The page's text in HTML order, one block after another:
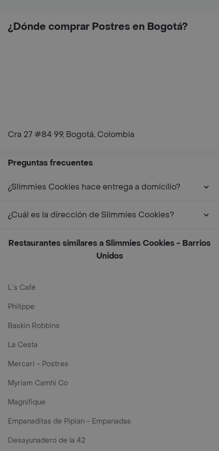
¿Dónde comprar Postres en Bogotá?
Cra 27 #84 99, Bogotá, Colombia
Preguntas frecuentes
¿Slimmies Cookies hace entrega a domicilio?
¿Cuál es la dirección de Slimmies Cookies?
Restaurantes similares a Slimmies Cookies - Barrios
Unidos
L´s Café
Philippe
Baskin Robbins
La Cesta
Mercari - Postres
Myriam Camhi Co
Magnifique
Empanaditas de Pipian - Empanadas
Desayunadero de la 42